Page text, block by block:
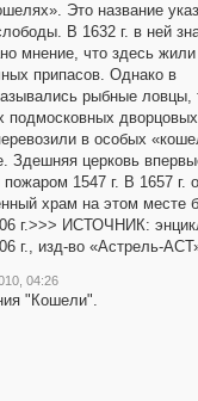
Это название
В 1632 г. в ней
мнение, что здесь
припасов. Однако в
рыбные ловцы,
в особых
Здешняя церковь
1547 г. В 1657 г.
храм на этом месте
г.>>> ИСТОЧНИК:
г., изд-во «Астрель-
04:26
"Кошели".